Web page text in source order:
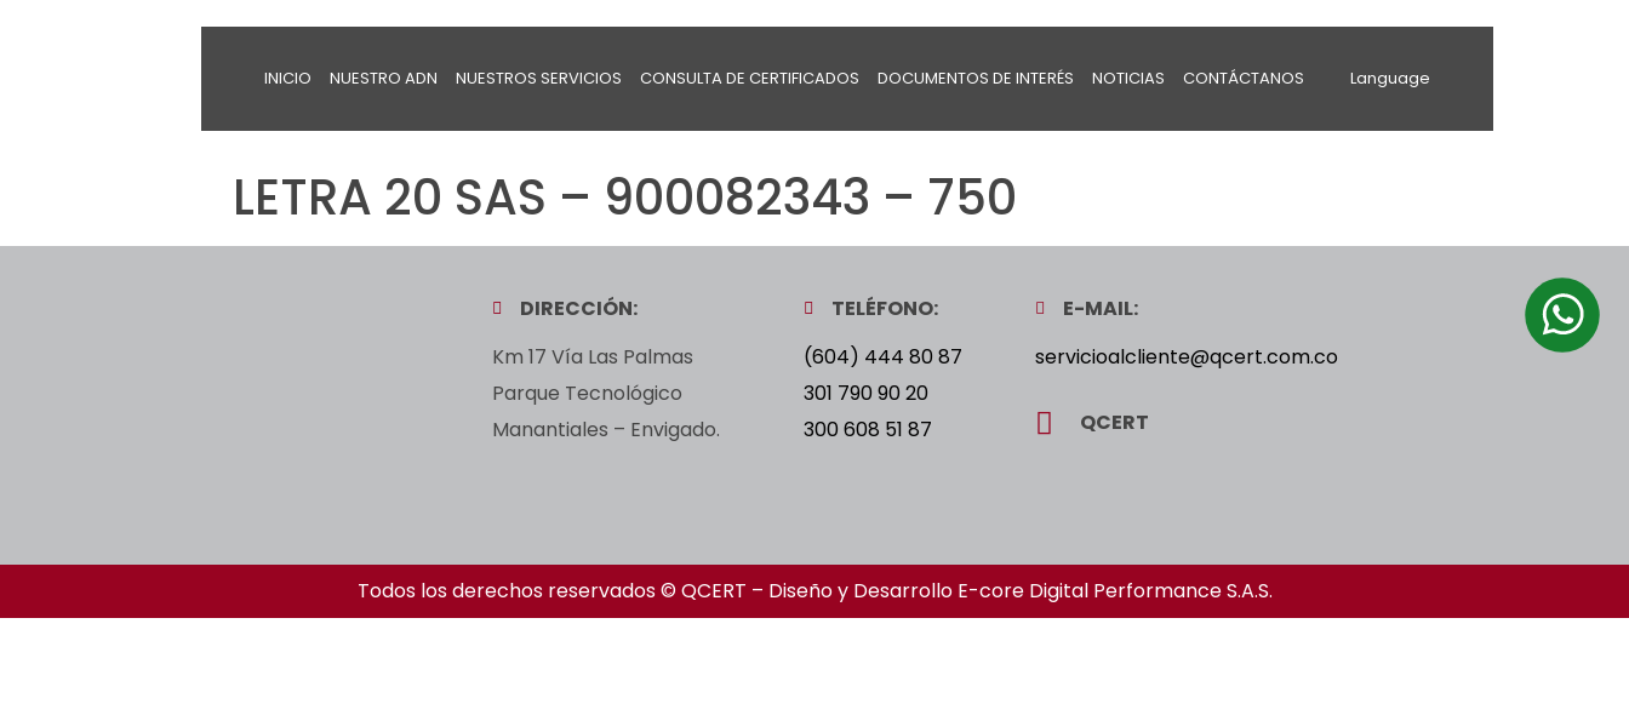
INICIO NUESTRO ADN NUESTROS SERVICIOS CONSULTA DE CERTIFICADOS DOCUMENTOS DE INTERÉS NOTICIAS CONTÁCTANOS Language
LETRA 20 SAS – 900082343 – 750
DIRECCIÓN:
Km 17 Vía Las Palmas
Parque Tecnológico
Manantiales – Envigado.
TELÉFONO:
(604) 444 80 87
301 790 90 20
300 608 51 87
E-MAIL:
servicioalcliente@qcert.com.co
QCERT
Todos los derechos reservados © QCERT – Diseño y Desarrollo E-core Digital Performance S.A.S.